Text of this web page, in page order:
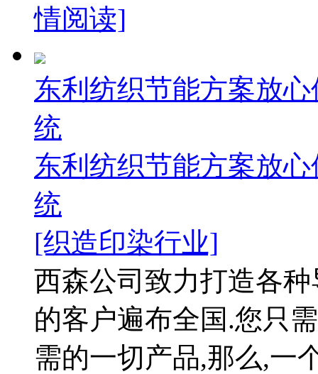
情阅读]
东利纺织节能方案放
统
东利纺织节能方案放
统
[织造印染行业]
西森公司致力打造各
的客户遍布全国.您只
需的一切产品,那么,一